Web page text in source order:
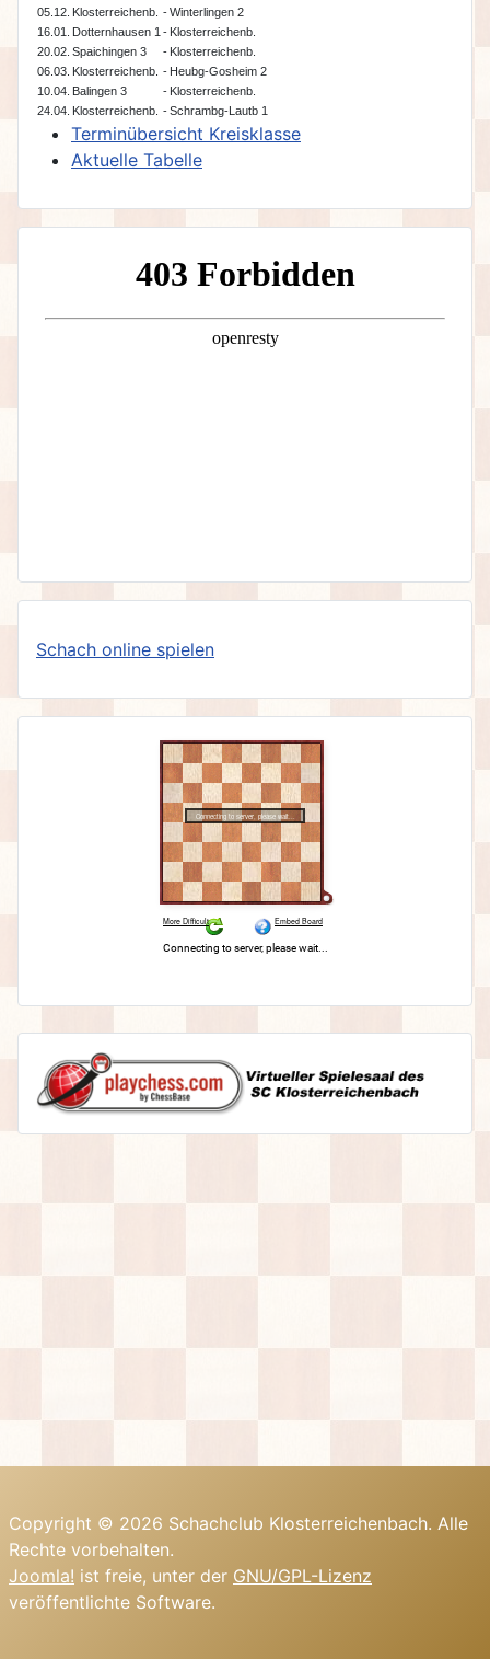
05.12. Klosterreichenb. -Winterlingen 2
16.01.
Dotternhausen 1 - Klosterreichenb.
20.02. Spaichingen 3 - Klosterreichenb.
06.03. Klosterreichenb. - Heubg-Gosheim 2
10.04. Balingen 3 - Klosterreichenb.
24.04. Klosterreichenb. -Schrambg-Lautb 1
Terminübersicht Kreisklasse
Aktuelle Tabelle
Schach online spielen
Copyright © 2026 Schachclub Klosterreichenbach. Alle
Rechte vorbehalten.
Joomla! ist freie, unter der GNU/GPL-Lizenz
veröffentlichte Software.